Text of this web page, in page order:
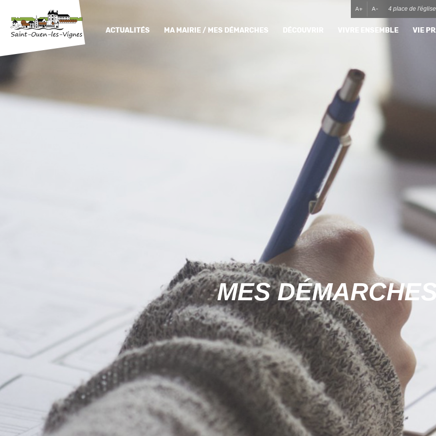
A+ A- 4 place de
ACTUALITÉS MA MAIRIE / MES DÉMARCHES DÉCOUVRIR VIVRE ENSEMBLE VIE
MES